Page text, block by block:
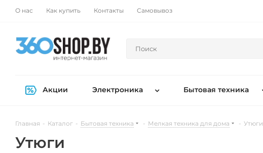
О нас Как купить Контакты Самовывоз
Акции Электроника Бытовая техника
Главная - Каталог - Бытовая техника - Мелкая техника для дома - Утюги
Утюги